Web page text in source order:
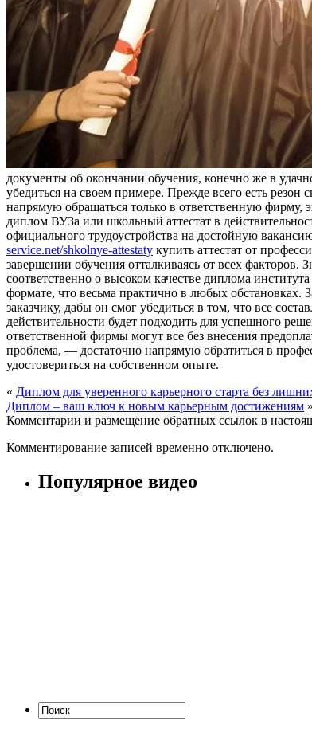
документы об окончании обучения, конечно же в
убедиться на своем примере. Прежде всего есть резон
напрямую обращаться только в ответственную
диплом ВУЗа или школьный аттестат в
официального трудоустройства на достойную
service.net/shkolnye-attestaty купить аттестат от
завершении обучения отталкиваясь от всех
соответственно о высоком качестве диплома
формате, что весьма практично в любых обстановках.
заказчику, дабы он смог убедиться в том, что все
действительности будет подходить для успешного
ответственной фирмы могут все без внесения
проблема, — достаточно напрямую обратиться в
удостовериться на собственном опыте.
« Диплом для уверенного карьерного старта без
Диплом – ваш ключ к новым карьерным достижениям »
Комментарии и размещение обратных ссылок в
Комментирование записей временно отключено.
Популярное видео